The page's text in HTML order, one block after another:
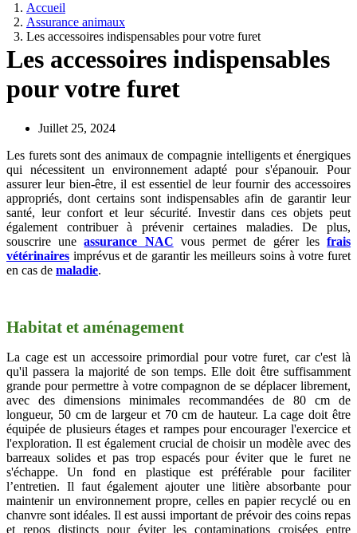
Accueil
Assurance animaux
Les accessoires indispensables pour votre furet
Les accessoires indispensables
pour votre furet
Juillet 25, 2024
Les furets sont des animaux de compagnie intelligents et énergiques
qui nécessitent un environnement adapté pour s'épanouir. Pour
assurer leur bien-être, il est essentiel de leur fournir des accessoires
appropriés, dont certains sont indispensables afin de garantir leur
santé, leur confort et leur sécurité. Investir dans ces objets peut
également contribuer à prévenir certaines maladies. De plus,
souscrire uneassurance NAC vous permet de gérer lesfrais
vétérinaires imprévus et de garantir les meilleurs soins à votre furet
en cas de maladie.
Habitat et aménagement
La cage est un accessoire primordial pour votre furet, car c'est là
qu'il passera la majorité de son temps. Elle doit être suffisamment
grande pour permettre à votre compagnon de se déplacer librement,
avec des dimensions minimales recommandées de 80 cm de
longueur, 50 cm de largeur et 70 cm de hauteur. La cage doit être
équipée de plusieurs étages et rampes pour encourager l'exercice et
l'exploration. Il est également crucial de choisir un modèle avec des
barreaux solides et pas trop espacés pour éviter que le furet ne
s'échappe. Un fond en plastique est préférable pour faciliter
l’entretien. Il faut également ajouter une litière absorbante pour
maintenir un environnement propre, celles en papier recyclé ou en
chanvre sont idéales. Il est aussi important de prévoir des coins repas
et repos distincts pour éviter les contaminations croisées entre